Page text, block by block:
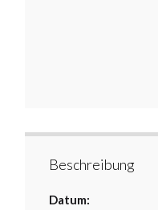
Beschreibung
Datum: